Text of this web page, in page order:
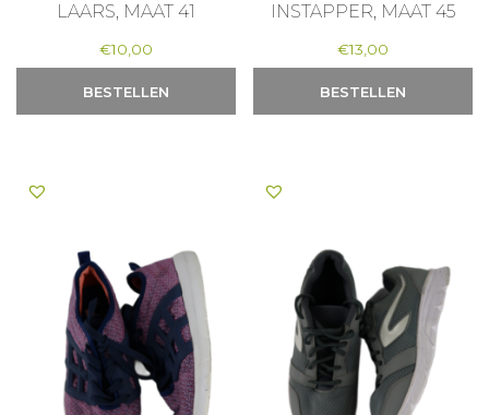
LAARS, MAAT 41
€10,00
BESTELLEN
INSTAPPER, MAAT 45
€13,00
BESTELLEN